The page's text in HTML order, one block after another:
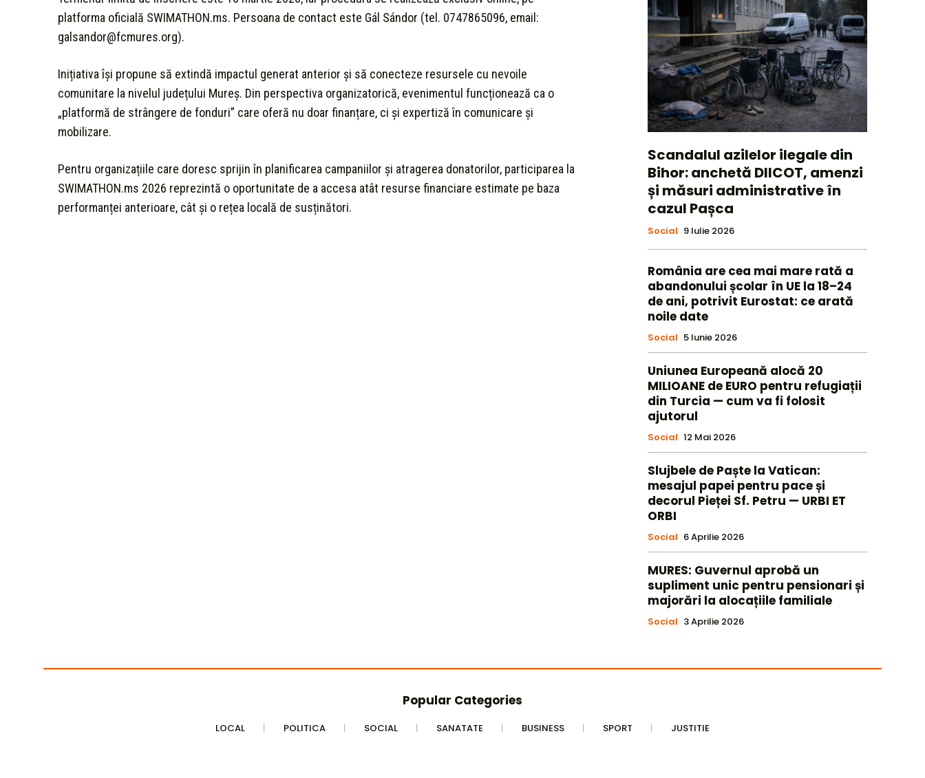
platforma oficială SWIMATHON.ms. Persoana de contact este Gál Sándor (tel. 0747865096, email:
galsandor@fcmures.org).
Inițiativa își propune să extindă impactul generat anterior și să conecteze resursele cu nevoile
comunitare la nivelul județului Mureș. Din perspectiva organizatorică, evenimentul funcționează ca o
„platformă de strângere de fonduri” care oferă nu doar finanțare, ci și expertiză în comunicare și
mobilizare.
Pentru organizațiile care doresc sprijin în planificarea campaniilor și atragerea donatorilor, participarea la
SWIMATHON.ms 2026 reprezintă o oportunitate de a accesa atât resurse financiare estimate pe baza
performanței anterioare, cât și o rețea locală de susținători.
Scandalul azilelor ilegale din
Bihor: anchetă DIICOT, amenzi
și măsuri administrative în
cazul Pașca
Social 9 Iulie 2026
România are cea mai mare rată a
abandonului școlar în UE la 18–24
de ani, potrivit Eurostat: ce arată
noile date
Social 5 Iunie 2026
Uniunea Europeană alocă 20
MILIOANE de EURO pentru refugiații
din Turcia — cum va fi folosit
ajutorul
Social 12 Mai 2026
Slujbele de Paște la Vatican:
mesajul papei pentru pace și
decorul Pieței Sf. Petru — URBI ET
ORBI
Social 6 Aprilie 2026
MURES: Guvernul aprobă un
supliment unic pentru pensionari și
majorări la alocațiile familiale
Social 3 Aprilie 2026
Popular Categories
LOCAL POLITICA SOCIAL SANATATE BUSINESS SPORT JUSTITIE